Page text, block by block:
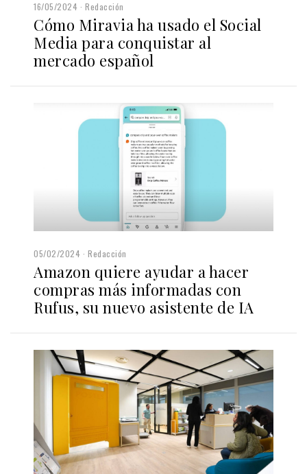
16/05/2024 Redacción
Cómo Miravia ha usado el Social
Media para conquistar al
mercado español
05/02/2024 Redacción
Amazon quiere ayudar a hacer
compras más informadas con
Rufus, su nuevo asistente de IA